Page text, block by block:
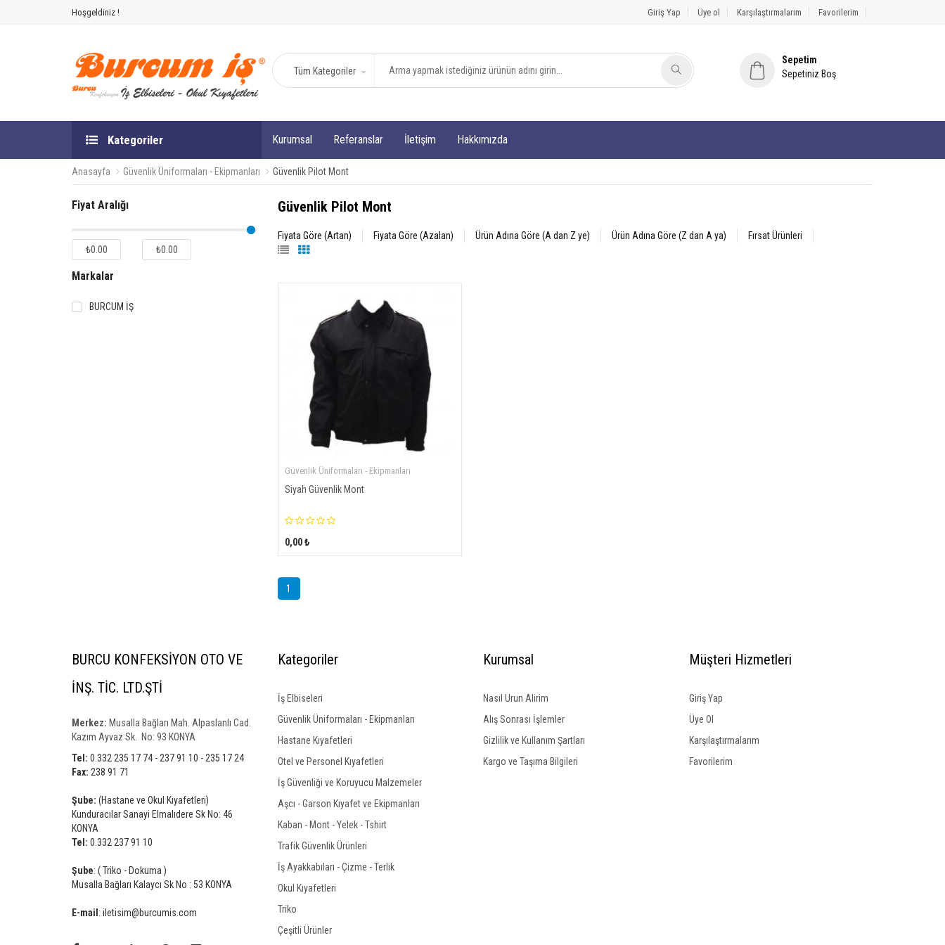
Hoşgeldiniz ! Giriş Yap Üye ol Karşılaştırmalarım Favorilerim
Tüm Kategoriler
Sepetim
Sepetiniz Boş
Kategoriler Kurumsal Referanslar İletişim Hakkımızda
Anasayfa Güvenlik Üniformaları - Ekipmanları Güvenlik Pilot Mont
Fiyat Aralığı
₺0.00 ₺0.00
Markalar
BURCUM İŞ
Güvenlik Pilot Mont
Fiyata Göre (Artan) Fiyata Göre (Azalan) Ürün Adına Göre (A dan Z ye) Ürün Adına Göre (Z dan A ya) Fırsat Ürünleri
Güvenlik Üniformaları - Ekipmanları
Siyah Güvenlik Mont
0,00 ₺
1
BURCU KONFEKSİYON OTO VE
İNŞ. TİC. LTD.ŞTİ
Merkez: Musalla Bağları Mah. Alpaslanlı Cad.
Kazım Ayvaz Sk. No: 93 KONYA
Tel: 0.332 235 17 74 - 237 91 10 - 235 17 24
Fax: 238 91 71
Şube: (Hastane ve Okul Kıyafetleri)
Kunduracılar Sanayi Elmalıdere Sk No: 46
KONYA
Tel: 0.332 237 91 10
Şube: ( Triko - Dokuma )
Musalla Bağları Kalaycı Sk No : 53 KONYA
E-mail : iletisim@burcumis.com
Kategoriler
İş Elbiseleri
Güvenlik Üniformaları - Ekipmanları
Hastane Kıyafetleri
Otel ve Personel Kıyafetleri
İş Güvenliği ve Koruyucu Malzemeler
Aşcı - Garson Kıyafet ve Ekipmanları
Kaban - Mont - Yelek - Tshirt
Trafik Güvenlik Ürünleri
İş Ayakkabıları - Çizme - Terlik
Okul Kıyafetleri
Triko
Çeşitli Ürünler
Kurumsal
Nasıl Urun Alirim
Alış Sonrası İşlemler
Gizlilik ve Kullanım Şartları
Kargo ve Taşıma Bilgileri
Müşteri Hizmetleri
Giriş Yap
Üye Ol
Karşılaştırmalarım
Favorilerim